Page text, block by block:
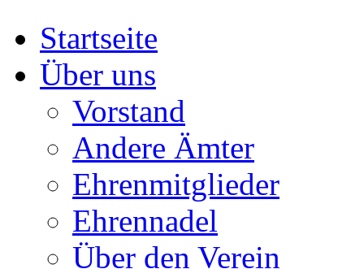
Startseite
Über uns
Vorstand
Andere Ämter
Ehrenmitglieder
Ehrennadel
Über den Verein